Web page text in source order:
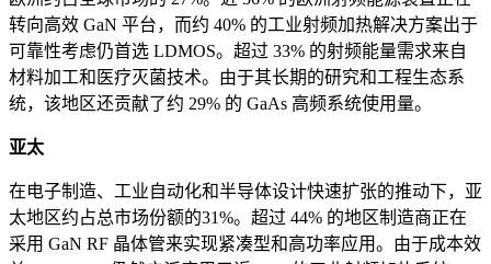
转向高效 GaN 平台，而约 40% 的工业射频加热解决方案出于
可靠性考虑仍首选 LDMOS。超过 33% 的射频能量需求来自
材料加工和医疗灭菌技术。由于其长期的研究和工程生态系
统，该地区还贡献了约 29% 的 GaAs 高频系统使用量。
亚太
在电子制造、工业自动化和半导体设计快速扩张的推动下，亚
太地区约占总市场份额的31%。超过 44% 的地区制造商正在
采用 GaN RF 晶体管来实现紧凑型和高功率应用。由于成本效